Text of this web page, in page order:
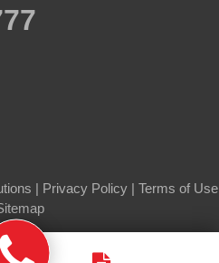
| Privacy Policy | Terms of Use